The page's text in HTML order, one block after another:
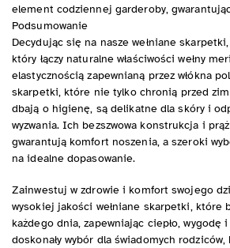
element codziennej garderoby,
Podsumowanie
Decydując się na nasze wełniane
który łączy naturalne właściwości wełny
elastycznością zapewnianą przez włókna
skarpetki, które nie tylko chronią przed
dbają o higienę, są delikatne dla skóry i
wyzwania. Ich bezszwowa konstrukcja i
gwarantują komfort noszenia, a szeroki
na idealne dopasowanie.
Zainwestuj w zdrowie i komfort swojego
wysokiej jakości wełniane skarpetki, które
każdego dnia, zapewniając ciepło, wygodę
doskonały wybór dla świadomych